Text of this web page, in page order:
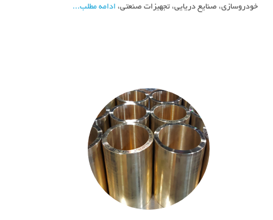
خودروسازی، صنایع دریایی، تجهیزات صنعتی، ادامه مطلب...